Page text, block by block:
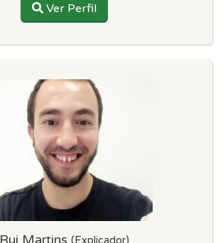
Ver Perfil
Rui Martins (Explicador)